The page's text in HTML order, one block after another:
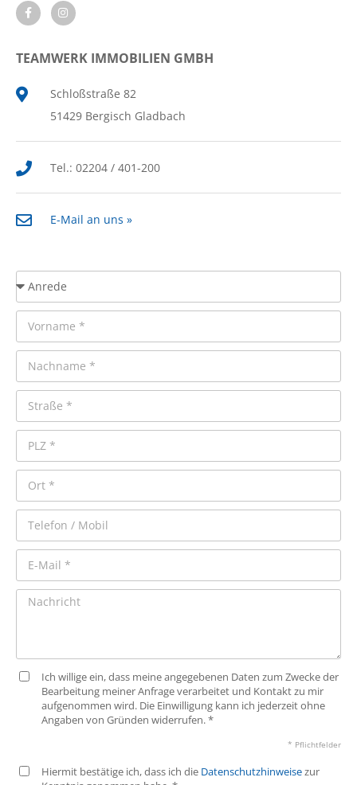
TEAMWERK IMMOBILIEN GMBH
Schloßstraße 82
51429 Bergisch Gladbach
Tel.: 02204 / 401-200
E-Mail an uns »
Ich willige ein, dass meine angegebenen Daten zum Zwecke der
Bearbeitung meiner Anfrage verarbeitet und Kontakt zu mir
aufgenommen wird. Die Einwilligung kann ich jederzeit ohne
Angaben von Gründen widerrufen. *
* Pflichtfelder
Hiermit bestätige ich, dass ich die Datenschutzhinweisezur